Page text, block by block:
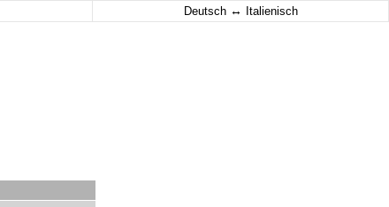
Deutsch ↔ Italienisch